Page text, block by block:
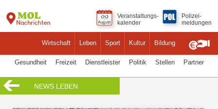
Wirtschaft Leben Sport Kultur Bildung
Veranstaltungs-
kalender
Polizei-
meldungen
Gesundheit Freizeit Dienstleister Politik Stellen Partner
NEWS LEBEN